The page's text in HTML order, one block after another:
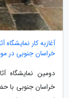
آغازبه کار
خراسان جنوبی در
دومین نمایشگاه
خراسان جنوبی با